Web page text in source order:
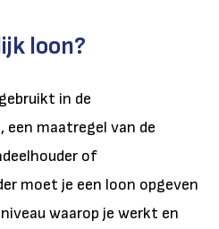
loon?
in de
maatregel van de
of
moet je een loon opgeven
waarop je werkt en